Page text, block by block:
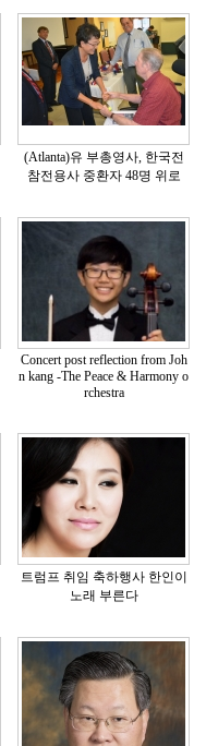
(Atlanta)유 부총영사, 한국전
참전용사 중환자 48명 위로
Concert post reflection from Joh
n kang -The Peace & Harmony o
rchestra
트럼프 취임 축하행사 한인이
노래 부른다